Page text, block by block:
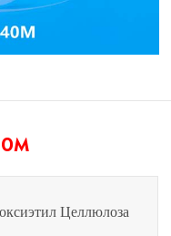
Целлюлоза